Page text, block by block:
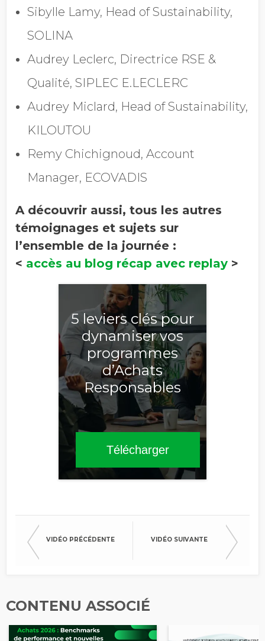
Société
Chiffre d'affaires annuel
Industrie
Profession
Pays
communications EcoVadis
Sibylle Lamy, Head of Sustainability,
SOLINA
Audrey Leclerc, Directrice RSE &
Qualité, SIPLEC E.LECLERC
Audrey Miclard, Head of Sustainability,
KILOUTOU
Remy Chichignoud, Account
Manager, ECOVADIS
A découvrir aussi, tous les autres
témoignages et sujets sur
l’ensemble de la journée :
< accès au blog récap avec replay >
5 leviers clés pour
dynamiser vos
programmes
d’Achats
Responsables
Télécharger
VIDÉO PRÉCÉDENTE VIDÉO SUIVANTE
CONTENU ASSOCIÉ